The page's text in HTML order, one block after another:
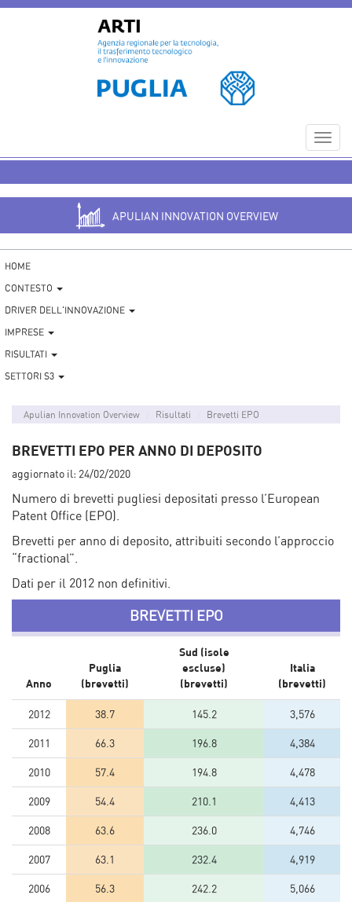
APULIAN INNOVATION OVERVIEW
HOME
CONTESTO
DRIVER DELL'INNOVAZIONE
IMPRESE
RISULTATI
SETTORI S3
Apulian Innovation Overview Risultati Brevetti EPO
BREVETTI EPO PER ANNO DI DEPOSITO
aggiornato il: 24/02/2020
Numero di brevetti pugliesi depositati presso l’European
Patent Office (EPO).
Brevetti per anno di deposito, attribuiti secondo l’approccio
“fractional”.
Dati per il 2012 non definitivi.
BREVETTI EPO
Anno
Puglia
(brevetti)
Sud (isole
escluse)
(brevetti)
Italia
(brevetti)
2012 38.7 145.2 3,576
2011 66.3 196.8 4,384
2010 57.4 194.8 4,478
2009 54.4 210.1 4,413
2008 63.6 236.0 4,746
2007 63.1 232.4 4,919
2006 56.3 242.2 5,066